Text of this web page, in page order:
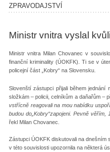
ZPRAVODAJSTVÍ
Ministr vnitra vyslal
Ministr vnitra Milan Chovanec v
finanční kriminality (ÚOKFK). Ti se v
policejní část „Kobry“ na Slovensku.
Slovenští zástupci přijali během
složkám – policii, celníkům a daňařům –
vstřícně reagovali na mou nabídku
budou do „Kobry“zapojeni. Pevně věřím,
řekl Milan Chovanec.
Zástupci ÚOKFK diskutovali na
v této souvislosti upozornila na některá